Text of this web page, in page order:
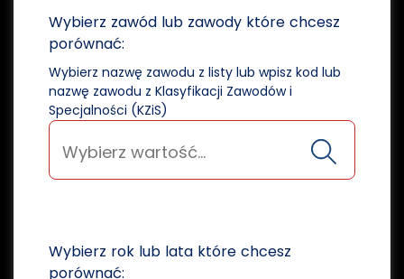
Wybierz zawód lub zawody które chcesz
porównać:
Wybierz nazwę zawodu z listy lub wpisz kod lub
nazwę zawodu z Klasyfikacji Zawodów i
Specjalności (KZiS)
Wybierz rok lub lata które chcesz
porównać: